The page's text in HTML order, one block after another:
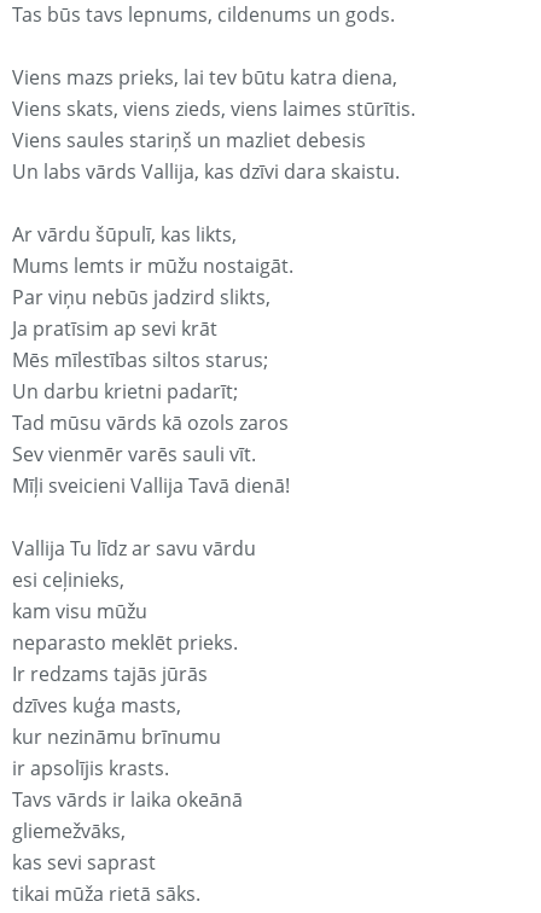
Tas būs tavs lepnums, cildenums un gods.
Viens mazs prieks, lai tev būtu katra diena,
Viens skats, viens zieds, viens laimes stūrītis.
Viens saules stariņš un mazliet debesis
Un labs vārds Vallija, kas dzīvi dara skaistu.
Ar vārdu šūpulī, kas likts,
Mums lemts ir mūžu nostaigāt.
Par viņu nebūs jadzird slikts,
Ja pratīsim ap sevi krāt
Mēs mīlestības siltos starus;
Un darbu krietni padarīt;
Tad mūsu vārds kā ozols zaros
Sev vienmēr varēs sauli vīt.
Mīļi sveicieni Vallija Tavā dienā!
Vallija Tu līdz ar savu vārdu
esi ceļinieks,
kam visu mūžu
neparasto meklēt prieks.
Ir redzams tajās jūrās
dzīves kuģa masts,
kur nezināmu brīnumu
ir apsolījis krasts.
Tavs vārds ir laika okeānā
gliemežvāks,
kas sevi saprast
tikai mūža rietā sāks.